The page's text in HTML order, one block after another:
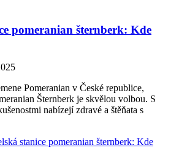
pomeranian šternberk: Kde
Pomeranian v České republice,
Šternberk je skvělou volbou. S
nabízejí zdravé a štěňata s
stanice pomeranian šternberk: Kde